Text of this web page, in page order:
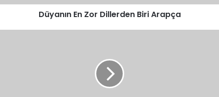
Düyanın En Zor Dillerden Biri Arapça